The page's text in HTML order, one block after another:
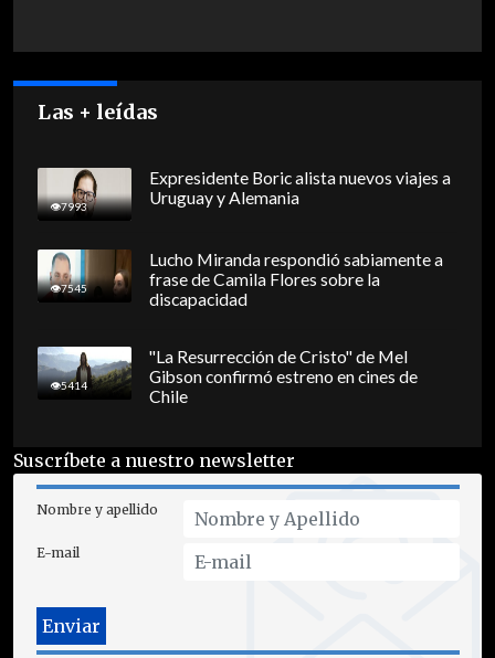
Las + leídas
7993
Expresidente Boric alista nuevos viajes a
Uruguay y Alemania
7545
Lucho Miranda respondió sabiamente a
frase de Camila Flores sobre la
discapacidad
5414
"La Resurrección de Cristo" de Mel
Gibson confirmó estreno en cines de
Chile
Suscríbete a nuestro newsletter
Nombre y apellido
E-mail